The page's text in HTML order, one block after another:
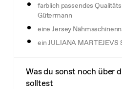
farblich passendes
Gütermann
eine Jersey
ein JULIANA
Was du sonst noch über
solltest